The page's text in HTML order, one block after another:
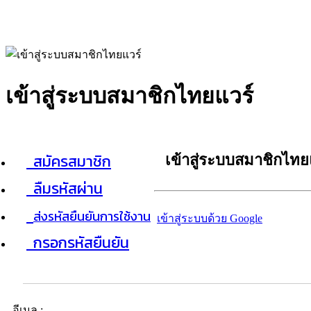
เข้าสู่ระบบสมาชิกไทยแวร์
สมัครสมาชิก
ลืมรหัสผ่าน
ส่งรหัสยืนยันการใช้งาน
กรอกรหัสยืนยัน
เข้าสู่ระบบสมาชิกไท
เข้าสู่ระบบด้วย Google